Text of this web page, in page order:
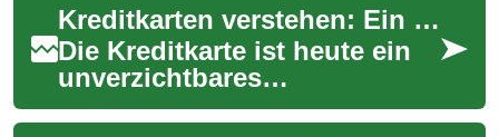
zentrale Rolle spi...
Kreditkarten verstehen: Ein umfassender Leitfaden für moderne Zahlungsmethoden
Die Kreditkarte ist heute ein
unverzichtbares
Zahlungsinstrument im
modernen Finanzalltag. Als